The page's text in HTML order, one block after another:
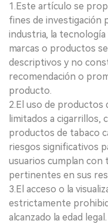
1.Este artículo se
fines de investigación
industria, la tecnología
marcas o productos
descriptivos y no
recomendación o
producto.
2.El uso de productos
limitados a cigarrillos,
productos de tabaco
riesgos significativos
usuarios cumplan con
pertinentes en sus
3.El acceso o la
estrictamente
alcanzado la edad legal.